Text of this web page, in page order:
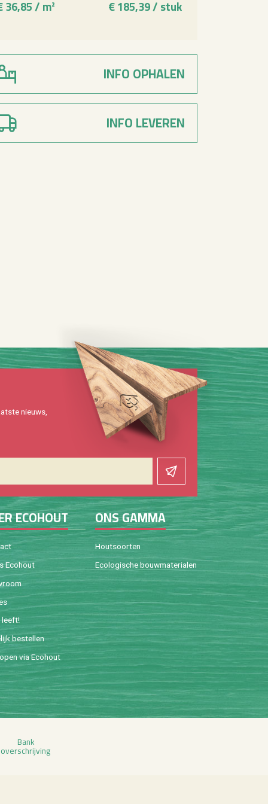
36,85 / m² € 185,39 / stuk
INFO OPHALEN
INFO LEVEREN
nieuws,
ECO­HOUT
Eco­hout
leeft!
be­stel­len
via Eco­hout
ONS GAMMA
Hout­soor­ten
Eco­lo­gi­sche bouw­ma­te­ri­a­len
Bank
over­schrij­ving